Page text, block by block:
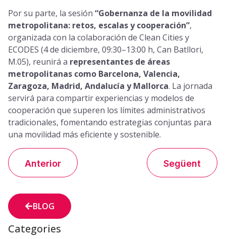
BLOG
Categories
Por su parte, la sesión “Gobernanza de la movilidad
metropolitana: retos, escalas y cooperación”,
organizada con la colaboración de Clean Cities y
ECODES (4 de diciembre, 09:30–13:00 h, Can Batllori,
M.05), reunirá a representantes de áreas
metropolitanas como Barcelona, Valencia,
Zaragoza, Madrid, Andalucía y Mallorca. La jornada
servirá para compartir experiencias y modelos de
cooperación que superen los límites administrativos
tradicionales, fomentando estrategias conjuntas para
una movilidad más eficiente y sostenible.
Anterior Següent